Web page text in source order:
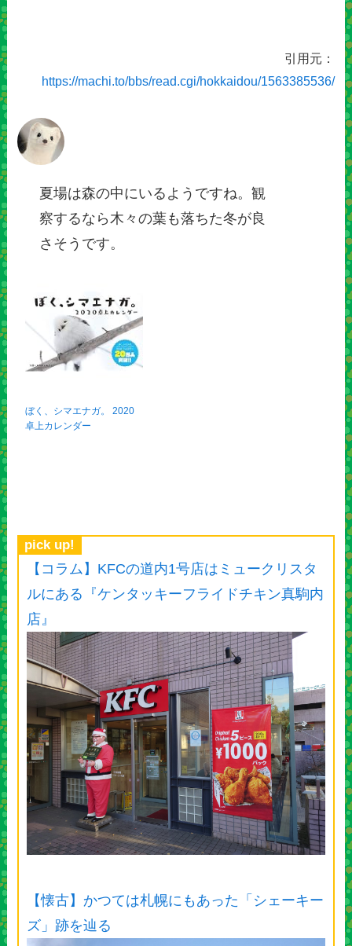
引用元：
https://machi.to/bbs/read.cgi/hokkaidou/1563385536/
夏場は森の中にいるようですね。観
察するなら木々の葉も落ちた冬が良
さそうです。
ぼく、シマエナガ。 2020
卓上カレンダー
pick up!
【コラム】KFCの道内1号店はミュークリスタ
ルにある『ケンタッキーフライドチキン真駒内
店』
【懐古】かつては札幌にもあった「シェーキー
ズ」跡を辿る